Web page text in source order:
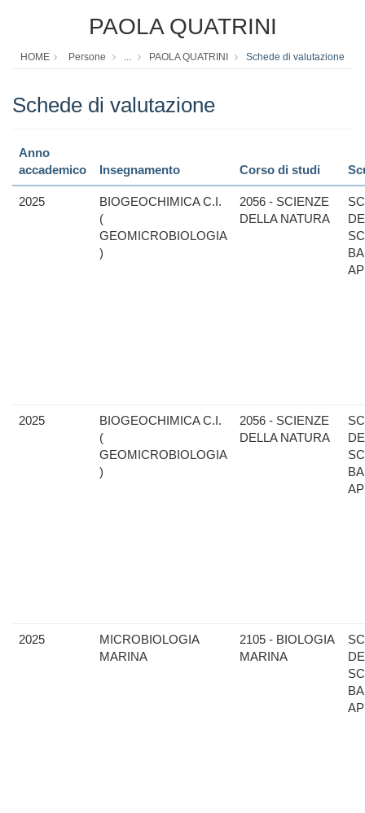
PAOLA QUATRINI
HOME Persone ... PAOLA QUATRINI Schede di valutazione
Schede di valutazione
Anno
accademico
Insegnamento Corso di studi
2025
BIOGEOCHIMICA C.I.
(
GEOMICROBIOLOGIA
)
2056 - SCIENZE
DELLA NATURA
2025
BIOGEOCHIMICA C.I.
(
GEOMICROBIOLOGIA
)
2056 - SCIENZE
DELLA NATURA
2025
MICROBIOLOGIA
MARINA
2105 - BIOLOGIA
MARINA